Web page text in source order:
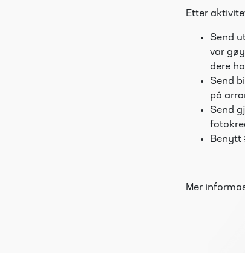
Etter
Send
var
dere
Send
på
Send
Benytt
Mer